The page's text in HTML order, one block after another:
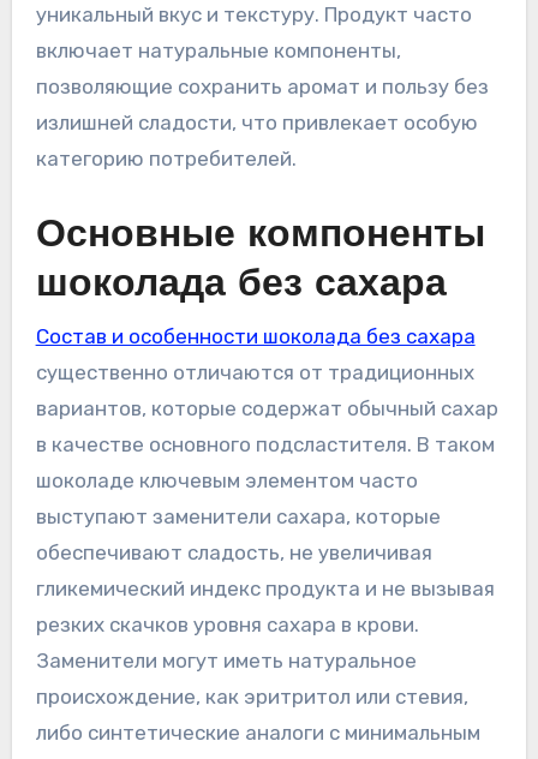
уникальный вкус и текстуру. Продукт часто
включает натуральные компоненты,
позволяющие сохранить аромат и пользу без
излишней сладости, что привлекает особую
категорию потребителей.
Основные компоненты
шоколада без сахара
Состав и особенности шоколада без сахара
существенно отличаются от традиционных
вариантов, которые содержат обычный сахар
в качестве основного подсластителя. В таком
шоколаде ключевым элементом часто
выступают заменители сахара, которые
обеспечивают сладость, не увеличивая
гликемический индекс продукта и не вызывая
резких скачков уровня сахара в крови.
Заменители могут иметь натуральное
происхождение, как эритритол или стевия,
либо синтетические аналоги с минимальным